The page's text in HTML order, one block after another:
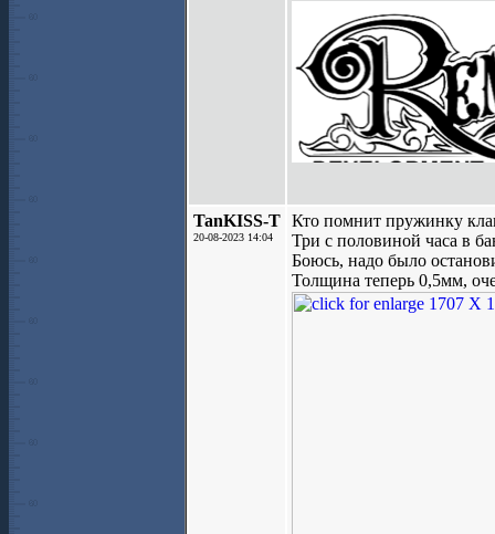
TanKISS-T
20-08-2023 14:04
Кто помнит пружинку
Три с половиной часа в
Боюсь, надо было
Толщина теперь 0,5мм,